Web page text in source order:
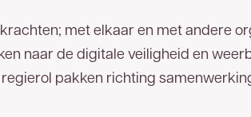
met elkaar en met andere
naar de digitale veiligheid en
pakken richting